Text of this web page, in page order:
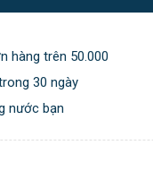
hàng trên 50.000
30 ngày
nước bạn